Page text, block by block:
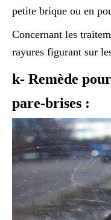
petite brique ou en
Concernant les
rayures figurant sur
k- Remède
pare-brises :